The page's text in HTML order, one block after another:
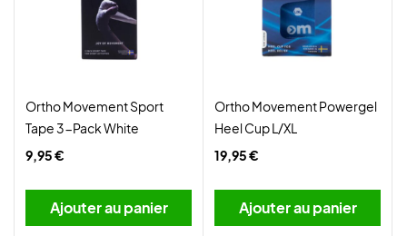
Ortho Movement Sport
Tape 3-Pack White
9,95 €
Ajouter au panier
Ortho Movement Powergel
Heel Cup L/XL
19,95 €
Ajouter au panier